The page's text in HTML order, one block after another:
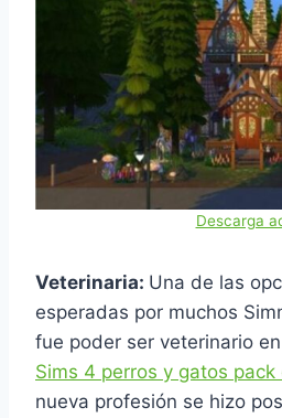
Descarga
Veterinaria: Una de las
esperadas por muchos
fue poder ser veterinario
Sims 4 perros y gatos pack
nueva profesión se hizo